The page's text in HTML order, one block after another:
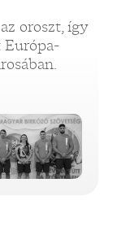
oroszt, így
Európa-